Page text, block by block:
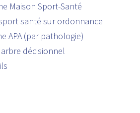
Maison Sport-Santé
santé sur ordonnance
APA (par pathologie)
décisionnel